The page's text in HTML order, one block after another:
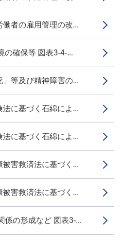
者の雇用管理の改...
確保等 図表3-4-...
等及び精神障害の...
に基づく石綿によ...
に基づく石綿によ...
害救済法に基づく...
害救済法に基づく...
の形成など 図表3-...